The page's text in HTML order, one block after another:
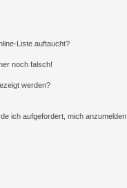
Liste auftaucht?
noch falsch!
werden?
ich aufgefordert, mich anzumelden.